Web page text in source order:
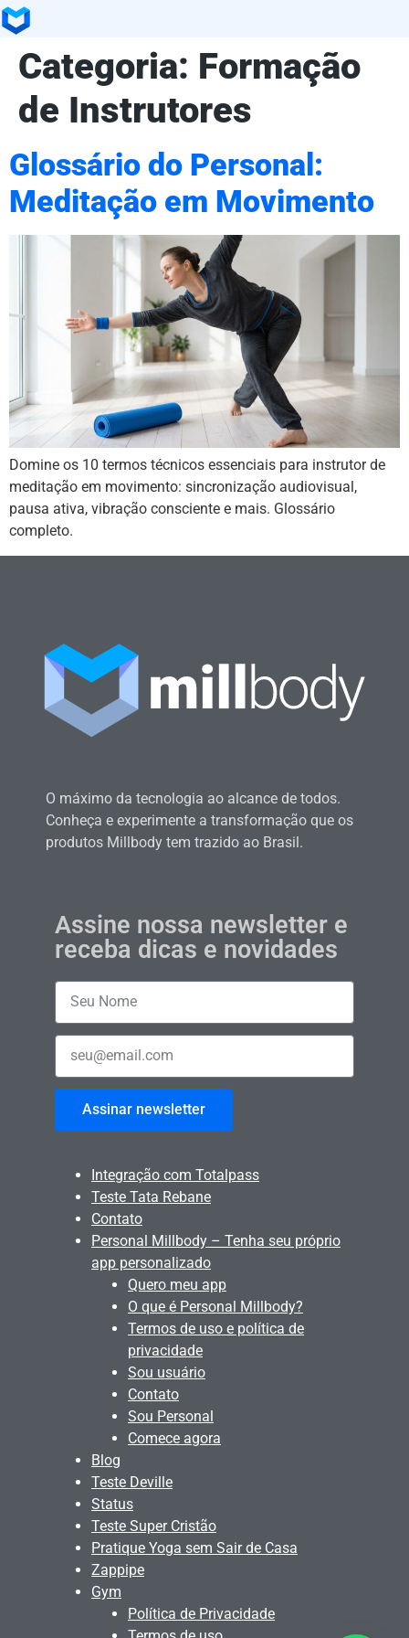
Categoria: Formação
de Instrutores
Glossário do Personal:
Meditação em Movimento
Domine os 10 termos técnicos essenciais para instrutor de
meditação em movimento: sincronização audiovisual,
pausa ativa, vibração consciente e mais. Glossário
completo.
O máximo da tecnologia ao alcance de todos.
Conheça e experimente a transformação que os
produtos Millbody tem trazido ao Brasil.
Assine nossa newsletter e
receba dicas e novidades
Assinar newsletter
Integração com Totalpass
Teste Tata Rebane
Contato
Personal Millbody – Tenha seu próprio
app personalizado
Quero meu app
O que é Personal Millbody?
Termos de uso e política de
privacidade
Sou usuário
Contato
Sou Personal
Comece agora
Blog
Teste Deville
Status
Teste Super Cristão
Pratique Yoga sem Sair de Casa
Zappipe
Gym
Política de Privacidade